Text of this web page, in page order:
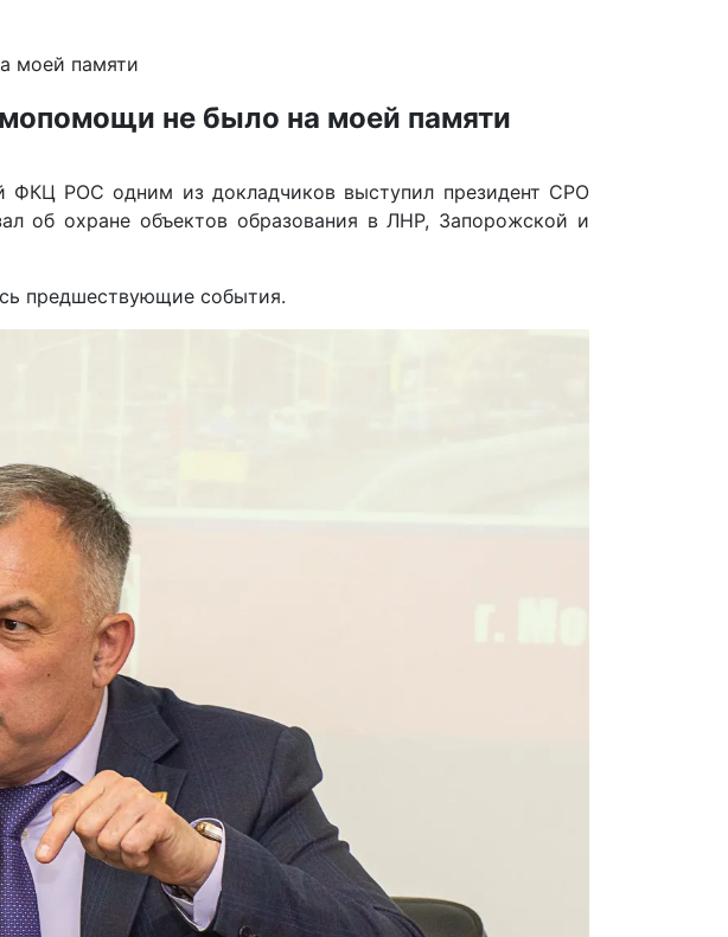
моей памяти
не было на моей памяти
ФКЦ РОС одним из докладчиков выступил президент СРО
об охране объектов образования в ЛНР, Запорожской и
предшествующие события.